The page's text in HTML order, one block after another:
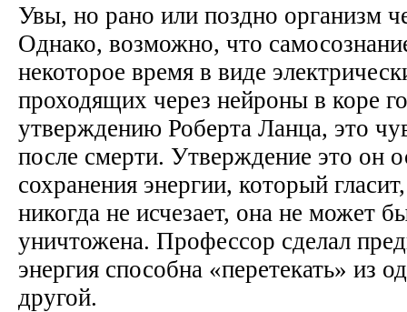
Увы, но рано или поздно организм
Однако, возможно, что
некоторое время в виде
проходящих через нейроны в коре
утверждению Роберта Ланца, это
после смерти. Утверждение это он
сохранения энергии, который
никогда не исчезает, она не может
уничтожена. Профессор сделал
энергия способна «перетекать» из
другой.